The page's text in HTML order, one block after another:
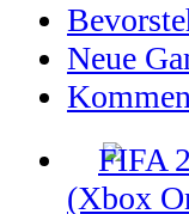
Neue
(Xbox